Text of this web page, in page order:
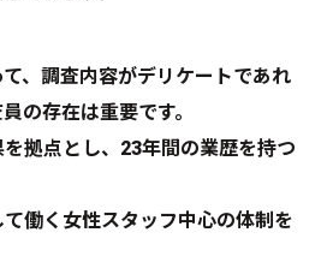
、調査内容がデリケートであれ
の存在は重要です。
拠点とし、23年間の業歴を持つ
働く女性スタッフ中心の体制を